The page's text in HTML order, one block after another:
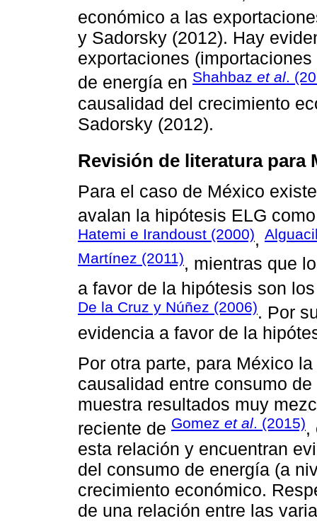
económico a las
y Sadorsky (2012). Hay
exportaciones
de energía en Shahbaz et al.
causalidad del crecimiento
Sadorsky (2012).
Revisión de literatura para
Para el caso de México
avalan la hipótesis ELG
Hatemi e Irandoust (2000),
Martínez (2011), mientras que
a favor de la hipótesis son
De la Cruz y Núñez (2006). Por
evidencia a favor de la
Por otra parte, para México
causalidad entre consumo
muestra resultados muy
reciente de Gomez et al . (2015),
esta relación y encuentran
del consumo de energía (a
crecimiento económico.
de una relación entre las